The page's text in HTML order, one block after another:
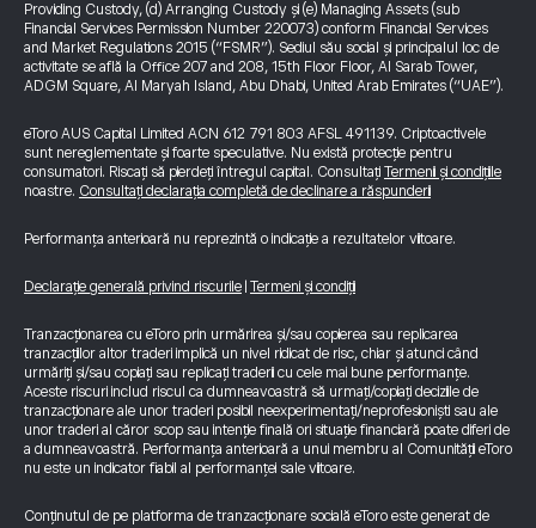
Providing Custody, (d) Arranging Custody și (e) Managing Assets (sub
Financial Services Permission Number 220073) conform Financial Services
and Market Regulations 2015 (“FSMR”). Sediul său social și principalul loc de
activitate se află la Office 207 and 208, 15th Floor Floor, Al Sarab Tower,
ADGM Square, Al Maryah Island, Abu Dhabi, United Arab Emirates (“UAE”).
eToro AUS Capital Limited ACN 612 791 803 AFSL 491139. Criptoactivele
sunt nereglementate și foarte speculative. Nu există protecție pentru
consumatori. Riscați să pierdeți întregul capital. Consultați Termenii și condițiile
noastre. Consultați declarația completă de declinare a răspunderii
Performanța anterioară nu reprezintă o indicație a rezultatelor viitoare.
Declarație generală privind riscurile Termeni și condiții
Tranzacționarea cu eToro prin urmărirea și/sau copierea sau replicarea
tranzacțiilor altor traderi implică un nivel ridicat de risc, chiar și atunci când
urmăriți și/sau copiați sau replicați traderii cu cele mai bune performanțe.
Aceste riscuri includ riscul ca dumneavoastră să urmați/copiați deciziile de
tranzacționare ale unor traderi posibil neexperimentați/neprofesioniști sau ale
unor traderi al căror scop sau intenție finală ori situație financiară poate diferi de
a dumneavoastră. Performanța anterioară a unui membru al Comunității eToro
nu este un indicator fiabil al performanței sale viitoare.
Conținutul de pe platforma de tranzacționare socială eToro este generat de